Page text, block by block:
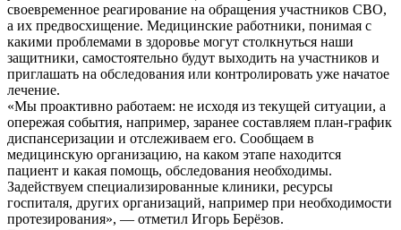
своевременное реагирование на обращения участников СВО,
а их предвосхищение. Медицинские работники, понимая с
какими проблемами в здоровье могут столкнуться наши
защитники, самостоятельно будут выходить на участников и
приглашать на обследования или контролировать уже начатое
лечение.
«Мы проактивно работаем: не исходя из текущей ситуации, а
опережая события, например, заранее составляем план-график
диспансеризации и отслеживаем его. Сообщаем в
медицинскую организацию, на каком этапе находится
пациент и какая помощь, обследования необходимы.
Задействуем специализированные клиники, ресурсы
госпиталя, других организаций, например при необходимости
протезирования», — отметил Игорь Берёзов.